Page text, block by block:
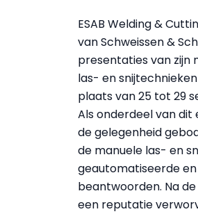
ESAB Welding &
van Schweissen &
presentaties van zijn
las- en
plaats van 25 tot 29
Als onderdeel van
de gelegenheid
de manuele las- en
geautomatiseerde
beantwoorden. Na
een reputatie